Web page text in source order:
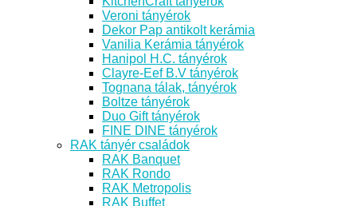
Veroni tányérok
Dekor Pap antikolt kerámia
Vanilia Kerámia tányérok
Hanipol H.C. tányérok
Clayre-Eef B.V tányérok
Tognana tálak, tányérok
Boltze tányérok
Duo Gift tányérok
FINE DINE tányérok
RAK tányér családok
RAK Banquet
RAK Rondo
RAK Metropolis
RAK Buffet